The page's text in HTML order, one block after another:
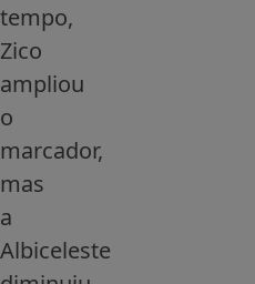
tempo,
Zico
ampliou
o
marcador,
mas
a
Albiceleste